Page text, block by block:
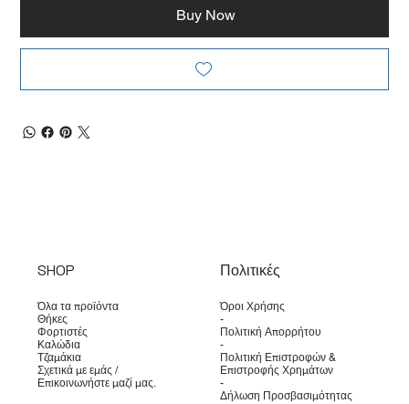
Buy Now
SHOP
Όλα τα προϊόντα
Θήκες
Φορτιστές
Καλώδια
Τζαμάκια
Σχετικά με εμάς /
Επικοινωνήστε μαζί μας.
Πολιτικές
Όροι Χρήσης
-
Πολιτική Απορρήτου
-
Πολιτική Επιστροφών &
Επιστροφής Χρημάτων
-
Δήλωση Προσβασιμότητας